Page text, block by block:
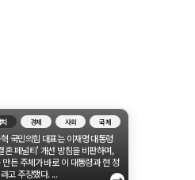
경제 사회 국제
국민의힘 대표는 이재명 대통령
혼 페널티' 개선 방침을 비판하며,
만든 주체가 바로 이 대통령과 현 정
고 주장했다. ...